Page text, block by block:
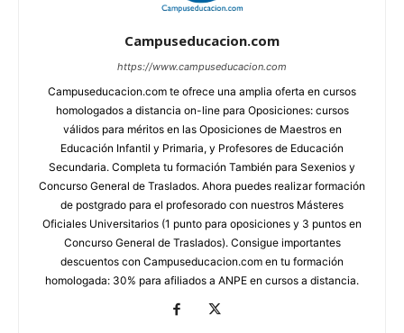
Campuseducacion.com
https://www.campuseducacion.com
Campuseducacion.com te ofrece una amplia oferta en cursos
homologados a distancia on-line para Oposiciones: cursos
válidos para méritos en las Oposiciones de Maestros en
Educación Infantil y Primaria, y Profesores de Educación
Secundaria. Completa tu formación También para Sexenios y
Concurso General de Traslados. Ahora puedes realizar formación
de postgrado para el profesorado con nuestros Másteres
Oficiales Universitarios (1 punto para oposiciones y 3 puntos en
Concurso General de Traslados). Consigue importantes
descuentos con Campuseducacion.com en tu formación
homologada: 30% para afiliados a ANPE en cursos a distancia.